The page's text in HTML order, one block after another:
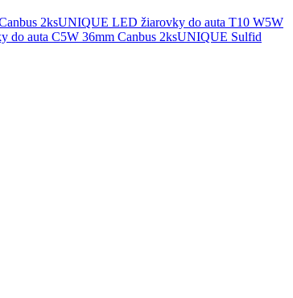
UNIQUE LED žiarovky do auta T10 W5W
UNIQUE Sulfid